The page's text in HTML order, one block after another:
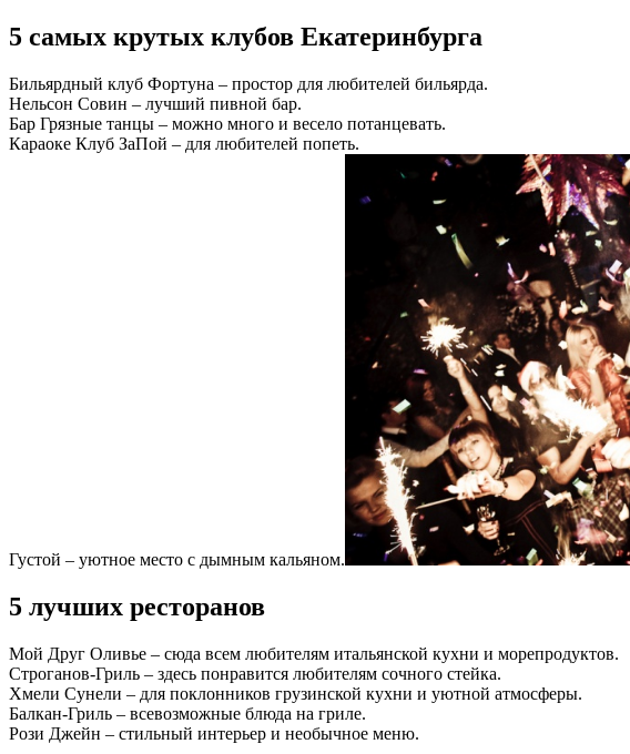
5 самых крутых клубов Екатеринбурга
Бильярдный клуб Фортуна – простор для любителей бильярда.
Нельсон Совин – лучший пивной бар.
Бар Грязные танцы – можно много и весело потанцевать.
Караоке Клуб ЗаПой – для любителей попеть.
Густой – уютное место с дымным кальяном.
5 лучших ресторанов
Мой Друг Оливье – сюда всем любителям итальянской кухни и морепродуктов.
Строганов-Гриль – здесь понравится любителям сочного стейка.
Хмели Сунели – для поклонников грузинской кухни и уютной атмосферы.
Балкан-Гриль – всевозможные блюда на гриле.
Рози Джейн – стильный интерьер и необычное меню.